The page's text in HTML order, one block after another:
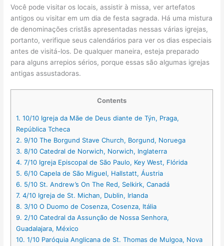
Você pode visitar os locais, assistir à missa, ver artefatos
antigos ou visitar em um dia de festa sagrada. Há uma mistura
de denominações cristãs apresentadas nessas várias igrejas,
portanto, verifique seus calendários para ver os dias especiais
antes de visitá-los. De qualquer maneira, esteja preparado
para alguns arrepios sérios, porque essas são algumas igrejas
antigas assustadoras.
Contents
1. 10/10 Igreja da Mãe de Deus diante de Týn, Praga,
República Tcheca
2. 9/10 The Borgund Stave Church, Borgund, Noruega
3. 8/10 Catedral de Norwich, Norwich, Inglaterra
4. 7/10 Igreja Episcopal de São Paulo, Key West, Flórida
5. 6/10 Capela de São Miguel, Hallstatt, Áustria
6. 5/10 St. Andrew’s On The Red, Selkirk, Canadá
7. 4/10 Igreja de St. Michan, Dublin, Irlanda
8. 3/10 O Duomo de Cosenza, Cosenza, Itália
9. 2/10 Catedral da Assunção de Nossa Senhora,
Guadalajara, México
10. 1/10 Paróquia Anglicana de St. Thomas de Mulgoa, Nova